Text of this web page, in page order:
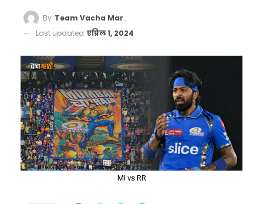
By Team Vacha Marathi
Last updated एप्रिल 1, 2024
MI vs RR